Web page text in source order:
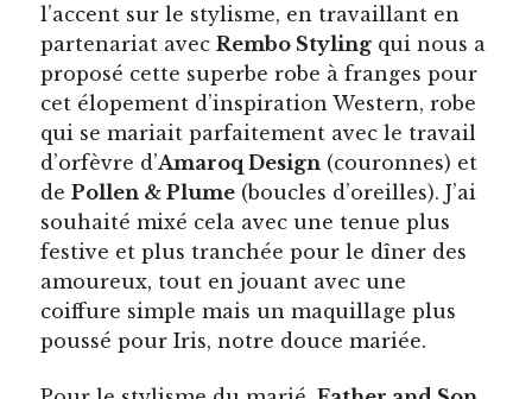
l’accent sur le stylisme, en travaillant en
partenariat avecRembo Styling qui nous a
proposé cette superbe robe à franges pour
cet élopement d’inspiration Western, robe
qui se mariait parfaitement avec le travail
d’orfèvre d’Amaroq Design (couronnes) et
dePollen & Plume (boucles d’oreilles). J’ai
souhaité mixé cela avec une tenue plus
festive et plus tranchée pour le dîner des
amoureux, tout en jouant avec une
coiffure simple mais un maquillage plus
poussé pour Iris, notre douce mariée.